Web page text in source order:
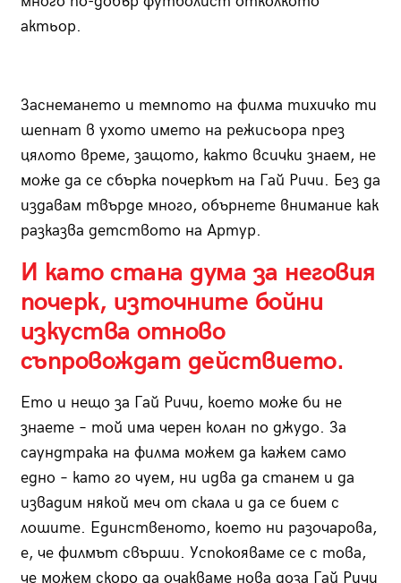
актьор.
Заснемането и темпото на филма тихичко ти
шепнат в ухото името на режисьора през
цялото време, защото, както всички знаем, не
може да се сбърка почеркът на Гай Ричи. Без да
издавам твърде много, обърнете внимание как
разказва детството на Артур.
И като стана дума за неговия
почерк, източните бойни
изкуства отново
съпровождат действието.
Ето и нещо за Гай Ричи, което може би не
знаете – той има черен колан по джудо. За
саундтрака на филма можем да кажем само
едно – като го чуем, ни идва да станем и да
извадим някой меч от скала и да се бием с
лошите. Единственото, което ни разочарова,
е, че филмът свърши. Успокояваме се с това,
че можем скоро да очакваме нова доза Гай Ричи